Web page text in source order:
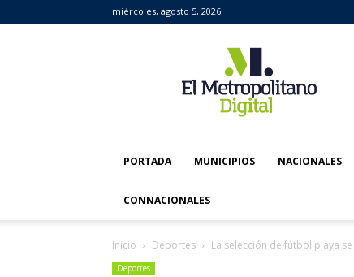
miércoles, agosto 5, 2026
Metropolitano
Digital
PORTADA MUNICIPIOS NACIONALES
CONNACIONALES
Inicio Deportes La selección de fútbol playa
Deportes